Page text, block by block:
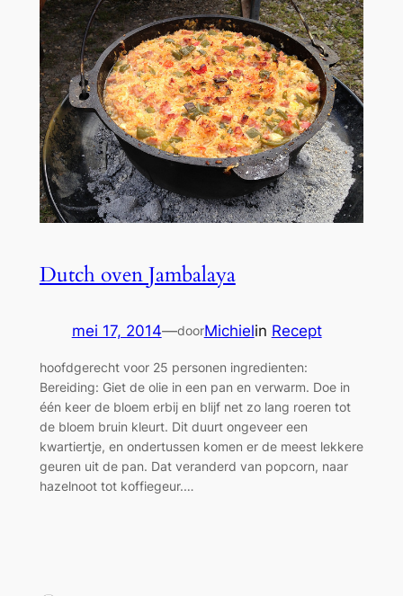
Dutch oven Jambalaya
mei 17, 2014—doorMichielin Recept
hoofdgerecht voor 25 personen ingredienten:
Bereiding: Giet de olie in een pan en verwarm. Doe in
één keer de bloem erbij en blijf net zo lang roeren tot
de bloem bruin kleurt. Dit duurt ongeveer een
kwartiertje, en ondertussen komen er de meest lekkere
geuren uit de pan. Dat veranderd van popcorn, naar
hazelnoot tot koffiegeur.…